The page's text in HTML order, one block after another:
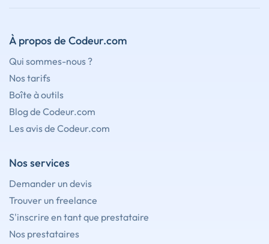
À propos de Codeur.com
Qui sommes-nous ?
Nos tarifs
Boîte à outils
Blog de Codeur.com
Les avis de Codeur.com
Nos services
Demander un devis
Trouver un freelance
S'inscrire en tant que prestataire
Nos prestataires